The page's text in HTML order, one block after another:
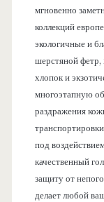
мгновенно
коллекций
экологичные и
шерстяной фетр,
хлопок и
многоэтапную
раздражения
под
качественный
защиту от
делает любой